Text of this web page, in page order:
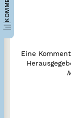
Eine